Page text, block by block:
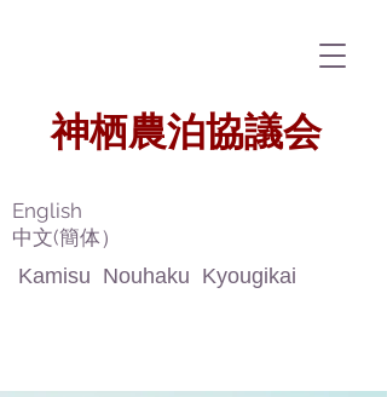
​神栖農泊協議会
Kamisu Nouhaku Kyougikai
English
​中文(簡体）